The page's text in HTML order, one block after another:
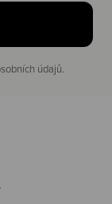
údajů.